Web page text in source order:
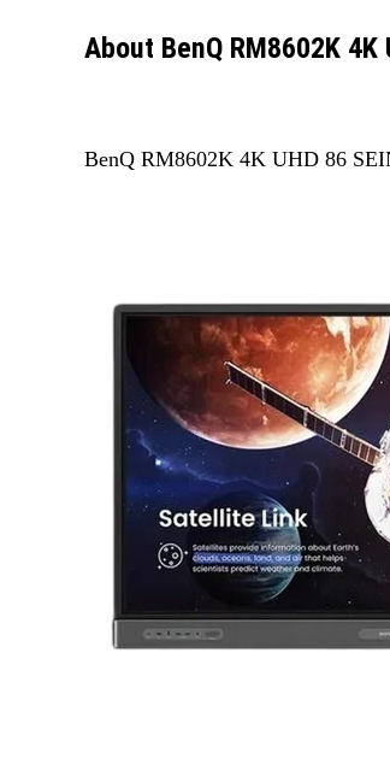
About BenQ RM8602K 4K
BenQ RM8602K 4K UHD 86